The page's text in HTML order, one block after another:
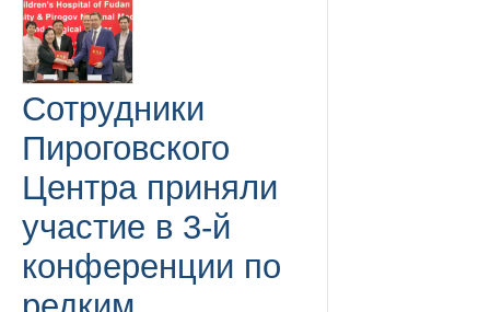
Сотрудники
Пироговского
Центра приняли
участие в 3-й
конференции по